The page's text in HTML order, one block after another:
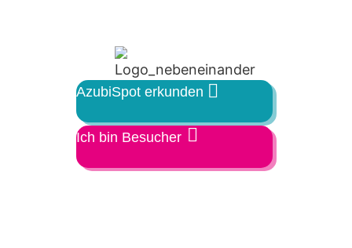
AzubiSpot erkunden
Ich bin Besucher